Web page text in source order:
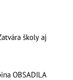
školy aj
OBSADILA